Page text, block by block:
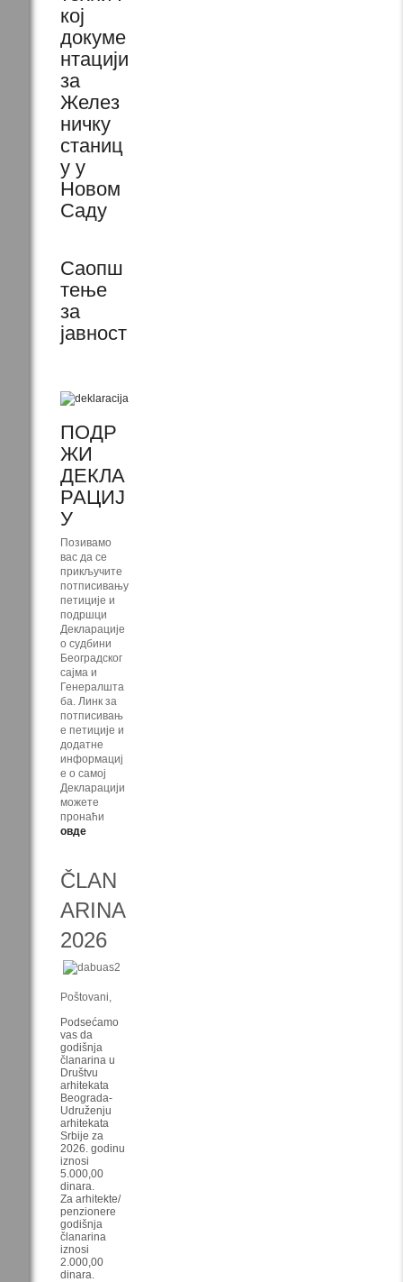
кој
докуме
нтацији
за
Желез
ничку
станиц
у у
Новом
Саду
Саопш
тење
за
јавност
ПОДР
ЖИ
ДЕКЛА
РАЦИЈ
У
Позивамо
вас да се
прикључите
потписивању
петиције и
подршци
Декларације
о судбини
Београдског
сајма и
Генералшта
ба. Линк за
потписивањ
е петиције и
додатне
информациј
е о самој
Декларацији
можете
пронаћи
овде
ČLAN
ARINA
2026
Poštovani,
Podsećamo
vas da
godišnja
članarina u
Društvu
arhitekata
Beograda-
Udruženju
arhitekata
Srbije za
2026. godinu
iznosi
5.000,00
dinara.
Za arhitekte/
penzionere
godišnja
članarina
iznosi
2.000,00
dinara.